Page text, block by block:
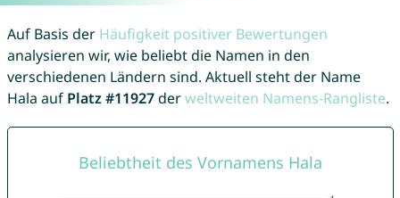
Auf Basis der Häufigkeit positiver Bewertungen
analysieren wir, wie beliebt die Namen in den
verschiedenen Ländern sind. Aktuell steht der Name
Hala auf Platz #11927derweltweiten Namens-Rangliste.